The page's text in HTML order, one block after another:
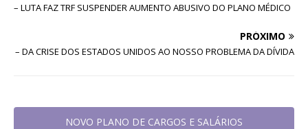
– LUTA FAZ TRF SUSPENDER AUMENTO ABUSIVO DO PLANO MÉDICO
PRÓXIMO
– DA CRISE DOS ESTADOS UNIDOS AO NOSSO PROBLEMA DA DÍVIDA
NOVO PLANO DE CARGOS E SALÁRIOS